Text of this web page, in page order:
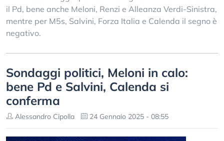
il Pd, bene anche Meloni, Renzi e Alleanza Verdi-Sinistra,
mentre per M5s, Salvini, Forza Italia e Calenda il segno è
negativo.
Sondaggi politici, Meloni in calo:
bene Pd e Salvini, Calenda si
conferma
Alessandro Cipolla 24 Gennaio 2025 - 08:55